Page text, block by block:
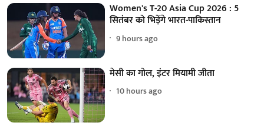
Women's T-20 Asia Cup 2026 : 5
सितंबर को भिड़ेंगे भारत-पाकिस्तान
9 hours ago
मेसी का गोल, इंटर मियामी जीता
10 hours ago